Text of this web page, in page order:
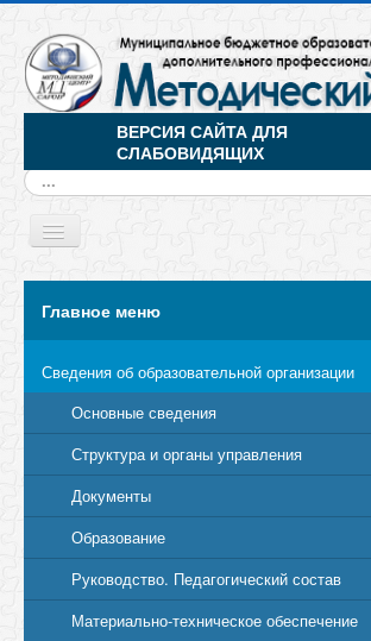
ВЕРСИЯ САЙТА ДЛЯ
СЛАБОВИДЯЩИХ
Искать...
Toggle
Главное меню
Сведения об образовательной организации
Основные сведения
Структура и органы управления
Документы
Образование
Руководство. Педагогический состав
Материально-техническое обеспечение